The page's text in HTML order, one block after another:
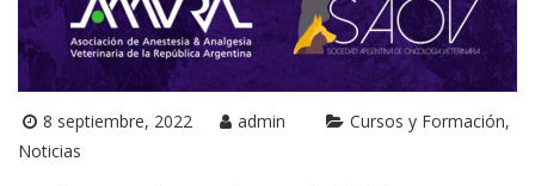
8 septiembre, 2022 admin
Cursos y Formación
Noticias